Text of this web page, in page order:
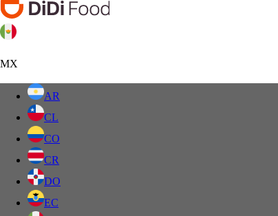
MX
AR
CL
CO
CR
DO
EC